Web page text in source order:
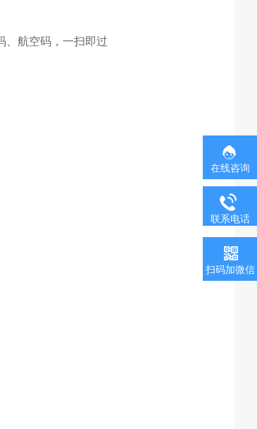
航空码，一扫即过
在线咨询
联系电话
扫码加微信